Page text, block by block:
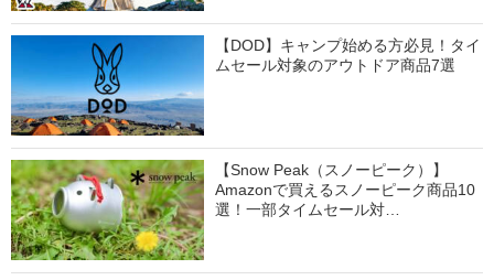
【DOD】キャンプ始める方必見！タイ
ムセール対象のアウトドア商品7選
【Snow Peak（スノーピーク）】
Amazonで買えるスノーピーク商品10
選！一部タイムセール対…